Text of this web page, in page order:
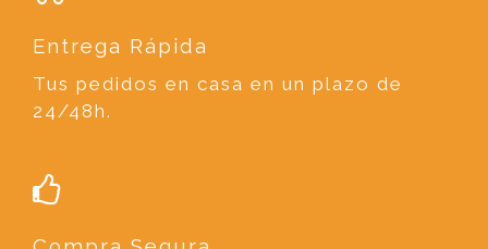
Entrega Rápida
Tus pedidos en casa en un plazo de
24/48h.